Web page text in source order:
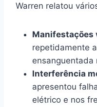
Warren relatou
Manifestações
repetidamente
ensanguentada
Interferência
apresentou
elétrico e nos